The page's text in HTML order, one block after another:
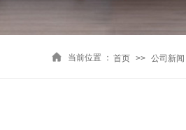
首页 >> 公司新闻
当前位置 ：